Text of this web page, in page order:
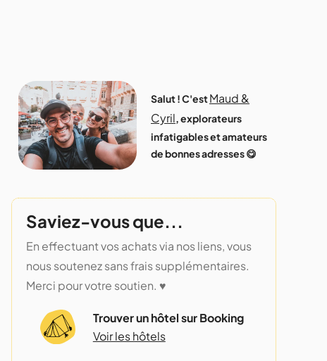
Salut ! C'estMaud &
Cyril, explorateurs
infatigables et amateurs
de bonnes adresses 😋
Saviez-vous que...
En effectuant vos achats via nos liens, vous
nous soutenez sans frais supplémentaires.
Merci pour votre soutien. ♥️
Trouver un hôtel sur Booking
Voir les hôtels